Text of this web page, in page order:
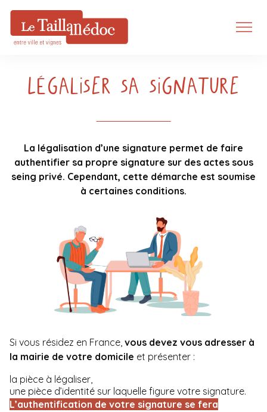
Légaliser sa signature
La légalisation d’une signature permet de faire
authentifier sa propre signature sur des actes sous
seing privé. Cependant, cette démarche est soumise
à certaines conditions.
Si vous résidez en France, vous devez vous adresser à
la mairie de votre domicile et présenter :
la pièce à légaliser,
une pièce d’identité sur laquelle figure votre signature.
L’authentification de votre signature se fera